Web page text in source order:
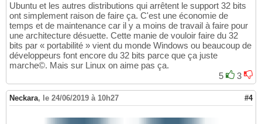
Ubuntu et les autres distributions qui arrêtent le support 32 bits
ont simplement raison de faire ça. C'est une économie de
temps et de maintenance car il y a moins de travail à faire pour
une architecture désuette. Cette manie de vouloir faire du 32
bits par « portabilité » vient du monde Windows ou beaucoup de
développeurs font encore du 32 bits parce que ça juste
marche©. Mais sur Linux on aime pas ça.
5
3
Neckara, le 24/06/2019 à 10h27 #4